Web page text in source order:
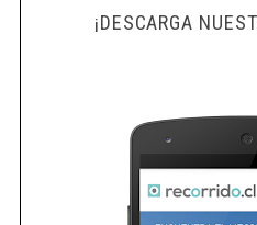
¡DESCARGA